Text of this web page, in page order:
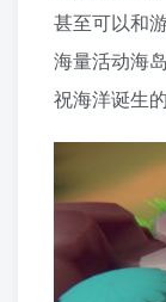
甚至可以和
海量活动海
祝海洋诞生